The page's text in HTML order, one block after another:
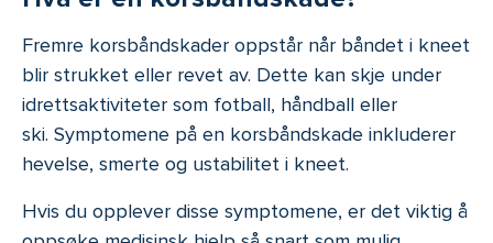
Fremre korsbåndskader oppstår når båndet i kneet
blir strukket eller revet av. Dette kan skje under
idrettsaktiviteter som fotball, håndball eller
ski. Symptomene på en korsbåndskade inkluderer
hevelse, smerte og ustabilitet i kneet.
Hvis du opplever disse symptomene, er det viktig å